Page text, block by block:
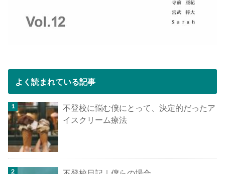
よく読まれている記事
不登校に悩む僕にとって、決定的だったア
イスクリーム療法